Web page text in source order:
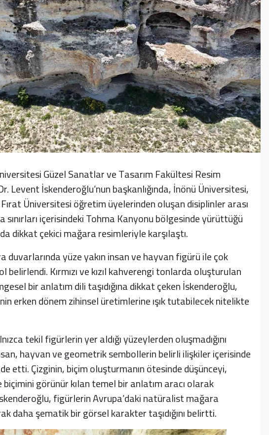
Güzel Sanatlar ve Tasarım Fakültesi Resim
Levent İskenderoğlu’nun başkanlığında, İnönü Üniversitesi,
Üniversitesi öğretim üyelerinden oluşan disiplinler arası
içerisindeki Tohma Kanyonu bölgesinde yürüttüğü
dikkat çekici mağara resimleriyle karşılaştı.
duvarlarında yüze yakın insan ve hayvan figürü ile çok
belirlendi. Kırmızı ve kızıl kahverengi tonlarda oluşturulan
bir anlatım dili taşıdığına dikkat çeken İskenderoğlu,
erken dönem zihinsel üretimlerine ışık tutabilecek nitelikte
tekil figürlerin yer aldığı yüzeylerden oluşmadığını
hayvan ve geometrik sembollerin belirli ilişkiler içerisinde
etti. Çizginin, biçim oluşturmanın ötesinde düşünceyi,
görünür kılan temel bir anlatım aracı olarak
İskenderoğlu, figürlerin Avrupa’daki natüralist mağara
daha şematik bir görsel karakter taşıdığını belirtti.